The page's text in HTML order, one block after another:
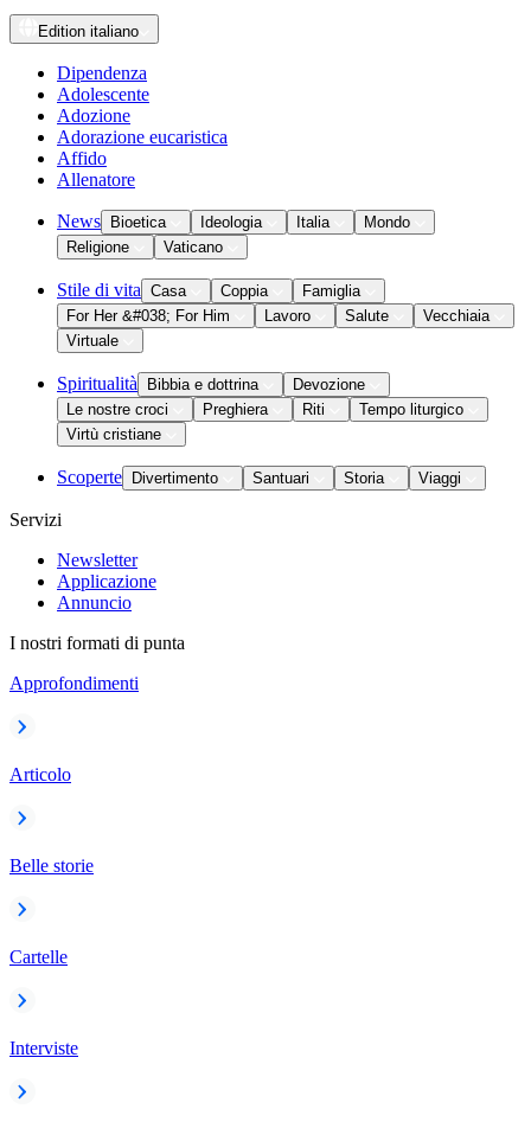
Edition italiano
Dipendenza
Adolescente
Adozione
Adorazione eucaristica
Affido
Allenatore
News Bioetica Ideologia Italia
Mondo
Religione
Vaticano
Stile di vita Casa Coppia
Famiglia
For Her &#038; For Him
Lavoro Salute
Vecchiaia
Virtuale
Spiritualità Bibbia e dottrina
Devozione
Le nostre croci
Preghiera Riti
Tempo liturgico
Virtù cristiane
Scoperte Divertimento Santuari Storia Viaggi
Servizi
Newsletter
Applicazione
Annuncio
I nostri formati di punta
Approfondimenti
Articolo
Belle storie
Cartelle
Interviste